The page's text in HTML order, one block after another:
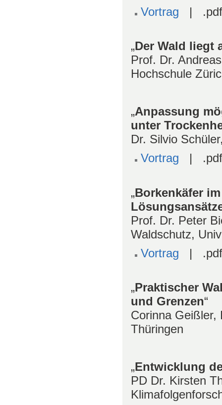
Vortrag | .pdf
„Der Wald liegt
Prof. Dr.
Hochschule
„Anpassung
unter
Dr. Silvio
Vortrag |
„Borkenkäfer
Prof. Dr. Peter
Waldschutz,
Vortrag |
„Praktischer
und Grenzen“
Corinna Geißler,
Thüringen
„Entwicklung
PD Dr. Kirsten